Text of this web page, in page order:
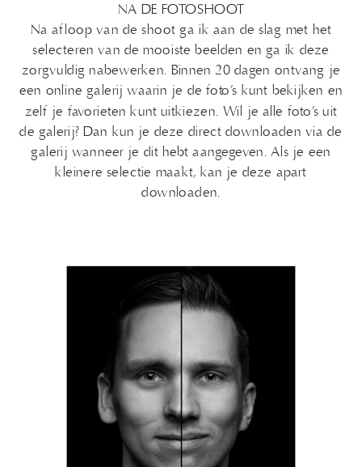
NA DE FOTOSHOOT
Na afloop van de shoot ga ik aan de slag met het
selecteren van de mooiste beelden en ga ik deze
zorgvuldig nabewerken. Binnen 20 dagen ontvang je
een online galerij waarin je de foto’s kunt bekijken en
zelf je favorieten kunt uitkiezen. Wil je alle foto’s uit
de galerij? Dan kun je deze direct downloaden via de
galerij wanneer je dit hebt aangegeven. Als je een
kleinere selectie maakt, kan je deze apart
downloaden.